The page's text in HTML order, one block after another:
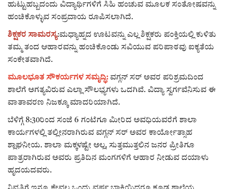
ಹುಟ್ಟುಹಬ್ಬದಂದು ವಿದ್ಯಾರ್ಥಿಗಳಿಗೆ ಸಿಹಿ ಹಂಚುವ ಮೂಲಕ ಸಂತೋಷವನ್ನು
ಹಂಚಿಕೊಳ್ಳುವ ಸಂಪ್ರದಾಯ ರೂಪಿಸಲಾಗಿದೆ.
ಶಿಕ್ಷಕರ ಸಾಮರಸ್ಯ:ಮಧ್ಯಾಹ್ನದ ಊಟವನ್ನು ಎಲ್ಲ ಶಿಕ್ಷಕರು ಪಂಕ್ತಿಯಲ್ಲಿ ಕುಳಿತು
ತಮ್ಮ ತಂದ ಆಹಾರವನ್ನು ಹಂಚಿಕೊಂಡು ಸವಿಯುವ ಪರಿಪಾಠವು ಐಕ್ಯತೆಯ
ಸಂಕೇತವಾಗಿದೆ.
ಮೂಲಭೂತ ಸೌಕರ್ಯಗಳ ಸಮೃದ್ಧಿ: ವಗ್ಗನ್ ಸರ್ ಅವರ ಪರಿಶ್ರಮದಿಂದ
ಶಾಲೆಗೆ ಅಗತ್ಯವಿರುವ ಎಲ್ಲಾ ಸೌಲಭ್ಯಗಳು ಒದಗಿವೆ. ವಿದ್ಯಾ ಸ್ವರ್ಗವೆನಿಸುವ ಈ
ವಾತಾವರಣ ನಿಜಕ್ಕೂ ಮಾದರಿಯಾಗಿದೆ.
ಬೆಳಿಗ್ಗೆ 8:30ರಿಂದ ಸಂಜೆ 6 ಗಂಟೆಗೂ ಮೀರಿದ ಅವಧಿಯವರೆಗೆ ಶಾಲಾ
ಕಾರ್ಯಗಳಲ್ಲಿ ತಲ್ಲೀನರಾಗಿರುವ ವಗ್ಗನ್ ಸರ್ ಅವರ ಕಾರ್ಯೋತ್ಸಾಹ
ಶ್ಲಾಘನೀಯ. ಶಾಲಾ ಮಕ್ಕಳಷ್ಟೇ ಅಲ್ಲ, ಸುತ್ತಮುತ್ತಲಿನ ಜನರ ಪ್ರೀತಿಗೂ
ಪಾತ್ರರಾಗಿರುವ ಅವರು ಪ್ರತಿದಿನ ಮಂಗಗಳಿಗೆ ಆಹಾರ ನೀಡುವ ದಯಾಳು
ಹೃದಯದವರು.